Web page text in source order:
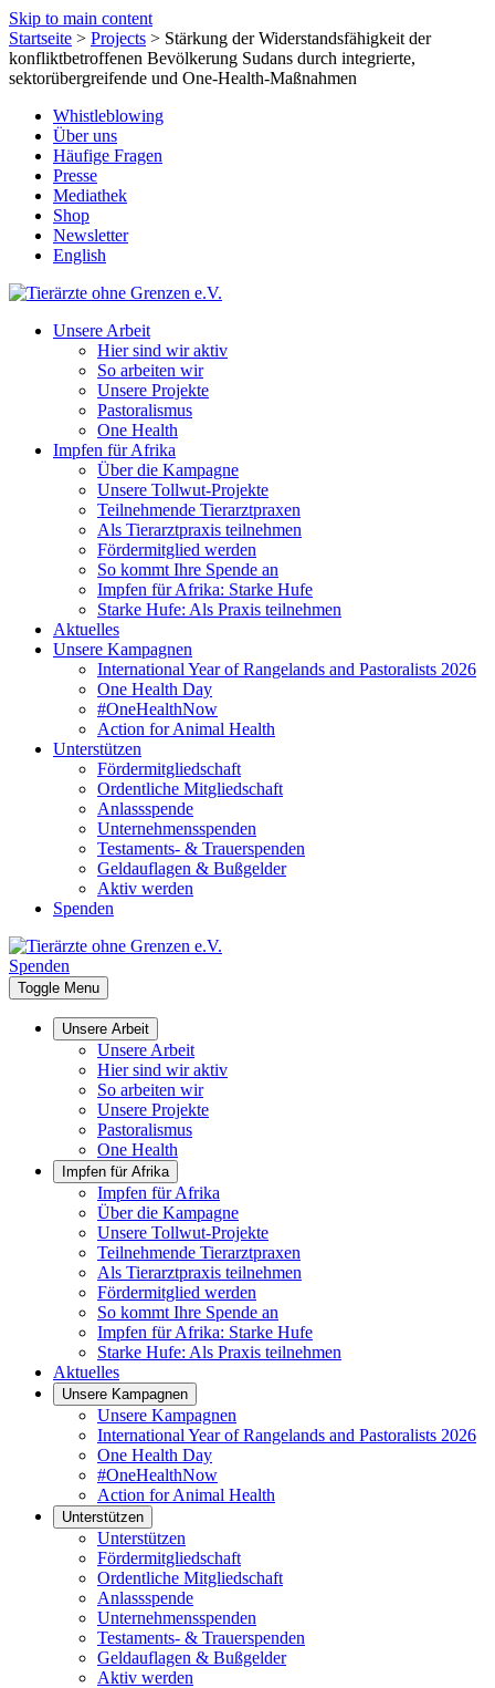
Skip to main content
Startseite > Projects > Stärkung der Widerstandsfähigkeit der
konfliktbetroffenen Bevölkerung Sudans durch integrierte,
sektorübergreifende und One-Health-Maßnahmen
Whistleblowing
Über uns
Häufige Fragen
Presse
Mediathek
Shop
Newsletter
English
Unsere Arbeit
Hier sind wir aktiv
So arbeiten wir
Unsere Projekte
Pastoralismus
One Health
Impfen für Afrika
Über die Kampagne
Unsere Tollwut-Projekte
Teilnehmende Tierarztpraxen
Als Tierarztpraxis teilnehmen
Fördermitglied werden
So kommt Ihre Spende an
Impfen für Afrika: Starke Hufe
Starke Hufe: Als Praxis teilnehmen
Aktuelles
Unsere Kampagnen
International Year of Rangelands and Pastoralists 2026
One Health Day
#OneHealthNow
Action for Animal Health
Unterstützen
Fördermitgliedschaft
Ordentliche Mitgliedschaft
Anlassspende
Unternehmensspenden
Testaments- & Trauerspenden
Geldauflagen & Bußgelder
Aktiv werden
Spenden
Spenden
Toggle Menu
Unsere Arbeit
Unsere Arbeit
Hier sind wir aktiv
So arbeiten wir
Unsere Projekte
Pastoralismus
One Health
Impfen für Afrika
Impfen für Afrika
Über die Kampagne
Unsere Tollwut-Projekte
Teilnehmende Tierarztpraxen
Als Tierarztpraxis teilnehmen
Fördermitglied werden
So kommt Ihre Spende an
Impfen für Afrika: Starke Hufe
Starke Hufe: Als Praxis teilnehmen
Aktuelles
Unsere Kampagnen
Unsere Kampagnen
International Year of Rangelands and Pastoralists 2026
One Health Day
#OneHealthNow
Action for Animal Health
Unterstützen
Unterstützen
Fördermitgliedschaft
Ordentliche Mitgliedschaft
Anlassspende
Unternehmensspenden
Testaments- & Trauerspenden
Geldauflagen & Bußgelder
Aktiv werden